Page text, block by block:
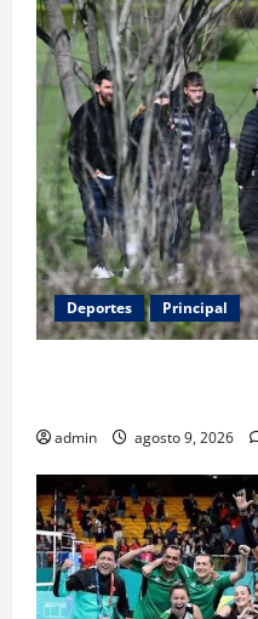
Deportes Principal
admin agosto 9, 2026